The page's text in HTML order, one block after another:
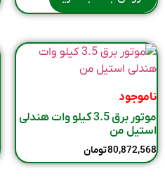
ناموجود
موتور برق 3.5 کیلو وات هندلی
استیل من
80,872,568تومان